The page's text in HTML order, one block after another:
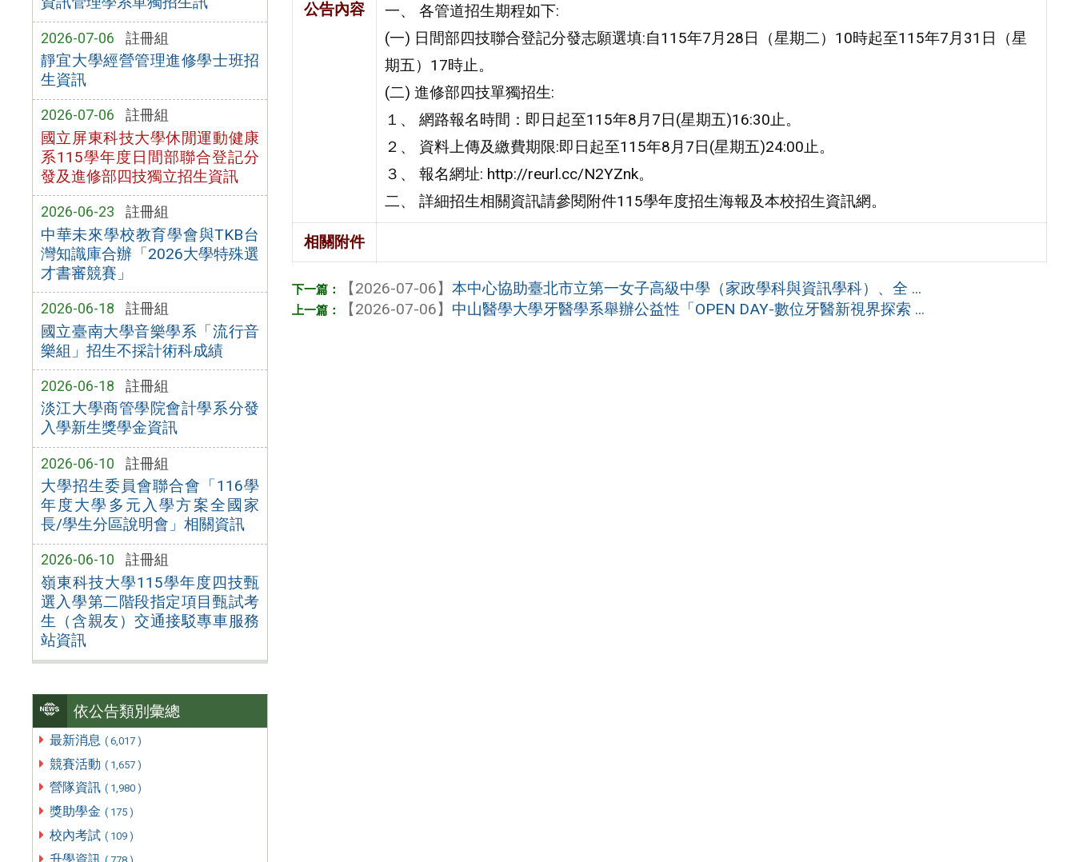
2026-07-06 註冊組
靜宜大學經營管理進修學士班招
生資訊
2026-07-06 註冊組
國立屏東科技大學休閒運動健康
系115學年度日間部聯合登記分
發及進修部四技獨立招生資訊
2026-06-23 註冊組
中華未來學校教育學會與TKB台
灣知識庫合辦「2026大學特殊選
才書審競賽」
2026-06-18 註冊組
國立臺南大學音樂學系「流行音
樂組」招生不採計術科成績
2026-06-18 註冊組
淡江大學商管學院會計學系分發
入學新生獎學金資訊
2026-06-10 註冊組
大學招生委員會聯合會「116學
年度大學多元入學方案全國家
長/學生分區說明會」相關資訊
2026-06-10 註冊組
嶺東科技大學115學年度四技甄
選入學第二階段指定項目甄試考
生（含親友）交通接駁專車服務
站資訊
依公告類別彙總
最新消息 ( 6,017 )
競賽活動 ( 1,657 )
營隊資訊 ( 1,980 )
獎助學金 ( 175 )
校內考試 ( 109 )
公告內容
一、 各管道招生期程如下:
(一) 日間部四技聯合登記分發志願選填:自115年7月28日（星期二）10時起至115年7月31日（星
期五）17時止。
(二) 進修部四技單獨招生:
１、 網路報名時間：即日起至115年8月7日(星期五)16:30止。
２、 資料上傳及繳費期限:即日起至115年8月7日(星期五)24:00止。
３、 報名網址: http://reurl.cc/N2YZnk。
二、 詳細招生相關資訊請參閱附件115學年度招生海報及本校招生資訊網。
相關附件
【2026-07-06】本中心協助臺北市立第一女子高級中學（家政學科與資訊學科）、全 ...
【2026-07-06】 中山醫學大學牙醫學系舉辦公益性「OPEN DAY-數位牙醫新視界探索 ...